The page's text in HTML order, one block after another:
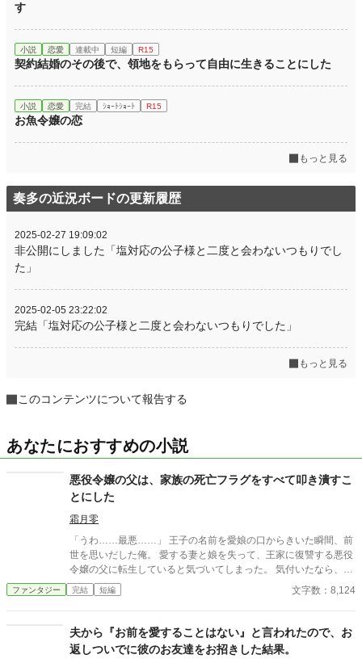
す
小説 恋愛 連載中 短編 R15
契約結婚のその後で、領地をもらって自由に生きることにした
小説 恋愛 完結 ｼｮｰﾄｼｮｰﾄ R15
お魚令嬢の恋
もっと見る
奏多の近況ボードの更新履歴
2025-02-27 19:09:02
非公開にしました「塩対応の公子様と二度と会わないつもりでし
た」
2025-02-05 23:22:02
完結「塩対応の公子様と二度と会わないつもりでした」
もっと見る
このコンテンツについて報告する
あなたにおすすめの小説
悪役令嬢の父は、家族の死亡フラグをすべて叩き潰すこ
とにした
霜月零
「うわ……最悪……」 王子の名前を愛娘の口からきいた瞬間、前
世を思いだした俺。 愛する妻と娘を失って、王家に復讐する悪役
令嬢の父に転生していると気づいてしまった。 気付いたなら、妻
と娘の死亡フラグは破壊するよ。 まだ二人とも生きてるからね。
物語の通りになんて、させるか！ ※他サイトにも掲載中
ファンタジー 完結 短編 文字数：8,124
夫から『お前を愛することはない』と言われたので、お
返しついでに彼のお友達をお招きした結果。